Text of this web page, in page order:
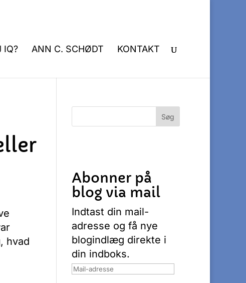
IQ? ANN C. SCHØDT KONTAKT
hvad
Abonner på
blog via mail
Indtast din mail-
adresse og få nye
blogindlæg direkte i
din indboks.
Mail-